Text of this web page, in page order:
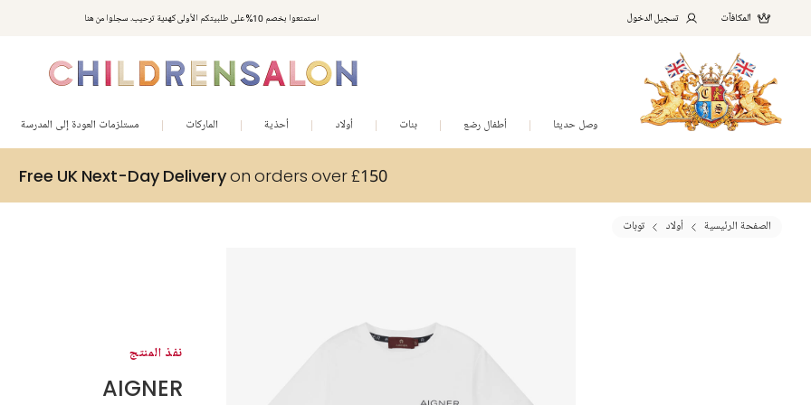
استمتعوا بخصم 10% على طلبيتكم الأولى كهدية ترحيب. سجلوا من هنا المكافآت تسجيل الدخول
وصل حديثا أطفال رضع بنات أولاد أحذية الماركات مستلزمات العودة إلى المدرسة
Free UK Next-Day Deliveryon orders over £150
الصفحة الرئيسية أولاد توبات
نفذ المنتج
AIGNER